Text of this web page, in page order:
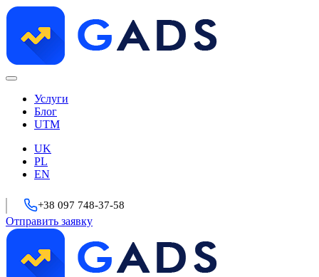
Услуги
Блог
UTM
UK
PL
EN
+38 097 748-37-58
Отправить заявку